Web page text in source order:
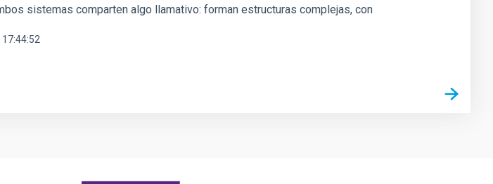
sistemas comparten algo llamativo: forman estructuras complejas, con